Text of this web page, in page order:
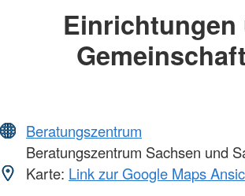
Einrichtungen
Beratungszentrum
Beratungszentrum Sachsen und
Karte: Link zur Google Maps